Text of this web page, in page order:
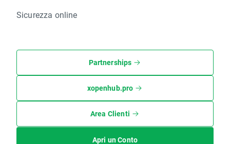
Sicurezza online
Partnerships
xopenhub.pro
Area Clienti
Apri un Conto